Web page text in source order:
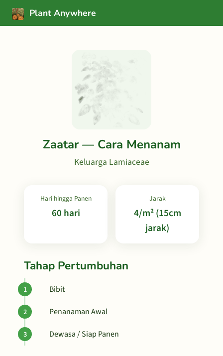
Plant Anywhere
Zaatar — Cara Menanam
Keluarga Lamiaceae
Hari hingga Panen
60 hari
Jarak
4/m² (15cm
jarak)
Tahap Pertumbuhan
Bibit
Penanaman Awal
Dewasa / Siap Panen